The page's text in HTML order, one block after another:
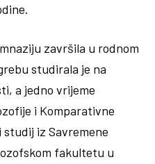
završila u rodnom
studirala je na
a jedno vrijeme
i Komparativne
iz Savremene
fakultetu u